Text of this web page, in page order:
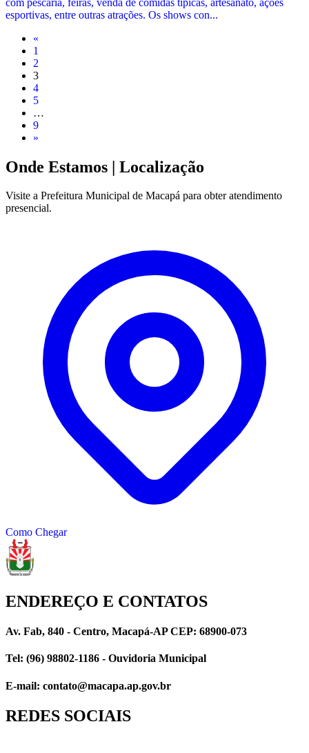
esportivas, entre outras atrações. Os shows con...
«
1
2
3
4
5
…
9
»
Onde Estamos | Localização
Visite a Prefeitura Municipal de Macapá para obter atendimento
presencial.
Como Chegar
ENDEREÇO E CONTATOS
Av. Fab, 840 - Centro, Macapá-AP CEP: 68900-073
Tel: (96) 98802-1186 - Ouvidoria Municipal
E-mail: contato@macapa.ap.gov.br
REDES SOCIAIS